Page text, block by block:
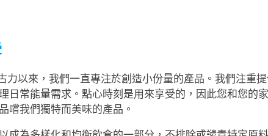
力以來，我們一直專注於創造小份量的產品。我們注重
日常能量需求。點心時刻是用來享受的，因此您和您的
嚐我們獨特而美味的產品。